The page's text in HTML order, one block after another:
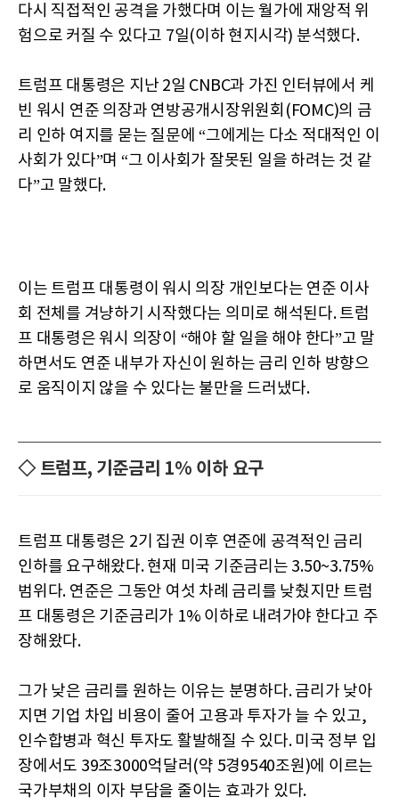
다시 직접적인 공격을 가했다며 이는 월가에 재앙적 위
험으로 커질 수 있다고 7일(이하 현지시각) 분석했다.
트럼프 대통령은 지난 2일 CNBC과 가진 인터뷰에서 케
빈 워시 연준 의장과 연방공개시장위원회(FOMC)의 금
리 인하 여지를 묻는 질문에 “그에게는 다소 적대적인 이
사회가 있다”며 “그 이사회가 잘못된 일을 하려는 것 같
다”고 말했다.
이는 트럼프 대통령이 워시 의장 개인보다는 연준 이사
회 전체를 겨냥하기 시작했다는 의미로 해석된다. 트럼
프 대통령은 워시 의장이 “해야 할 일을 해야 한다”고 말
하면서도 연준 내부가 자신이 원하는 금리 인하 방향으
로 움직이지 않을 수 있다는 불만을 드러냈다.
◇ 트럼프, 기준금리 1% 이하 요구
트럼프 대통령은 2기 집권 이후 연준에 공격적인 금리
인하를 요구해왔다. 현재 미국 기준금리는 3.50~3.75%
범위다. 연준은 그동안 여섯 차례 금리를 낮췄지만 트럼
프 대통령은 기준금리가 1% 이하로 내려가야 한다고 주
장해왔다.
그가 낮은 금리를 원하는 이유는 분명하다. 금리가 낮아
지면 기업 차입 비용이 줄어 고용과 투자가 늘 수 있고,
인수합병과 혁신 투자도 활발해질 수 있다. 미국 정부 입
장에서도 39조3000억달러(약 5경9540조원)에 이르는
국가부채의 이자 부담을 줄이는 효과가 있다.